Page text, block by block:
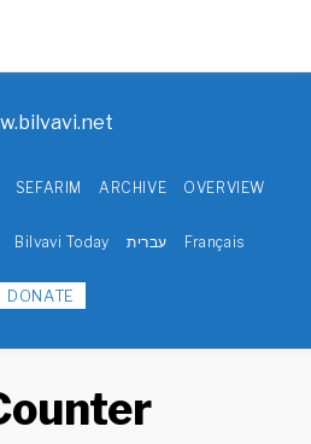
SEFARIM ARCHIVE OVERVIEW
Bilvavi Today עברית Français
DONATE